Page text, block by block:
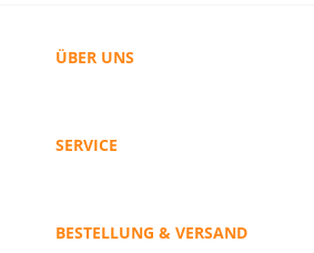
ÜBER UNS
SERVICE
BESTELLUNG & VERSAND